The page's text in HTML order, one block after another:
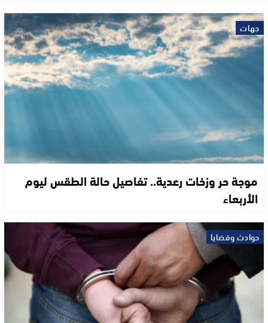
جهات
موجة حر وزخات رعدية.. تفاصيل حالة الطقس ليوم
الأربعاء
حوادث وقضايا